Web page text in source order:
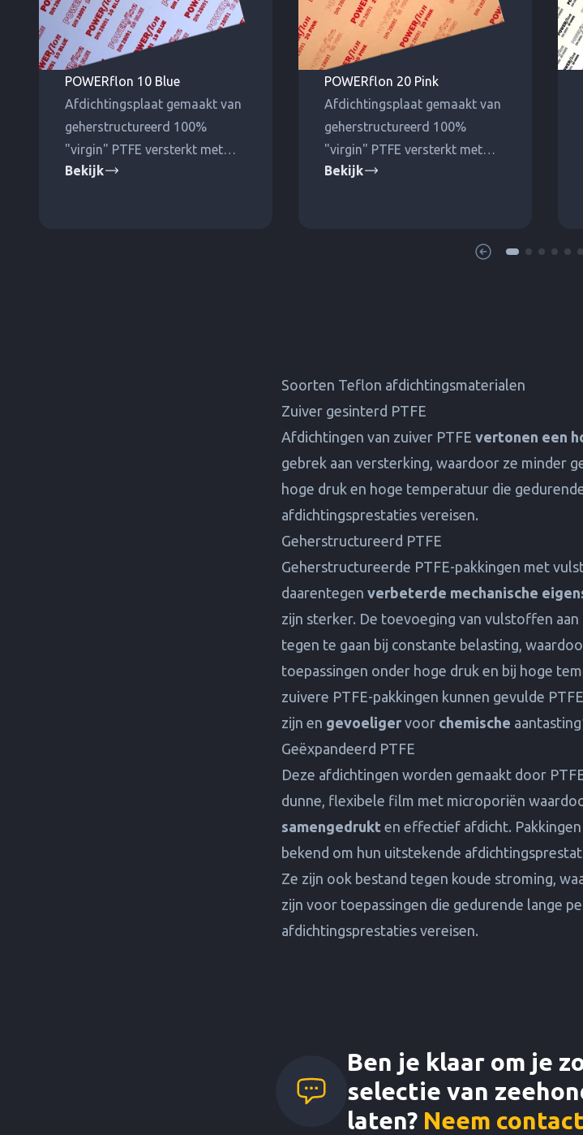
POWERflon 10 Blue
Afdichtingsplaat gemaakt van
geherstructureerd 100%
"virgin" PTFE versterkt met
holle glazen microsferen tegen
Bekijk
POWERflon 20 Pink
Afdichtingsplaat gemaakt van
geherstructureerd 100%
"virgin" PTFE versterkt met
silica vulstof tegen koude
Bekijk
Soorten Teflon afdichtingsmaterialen
Zuiver gesinterd PTFE
Afdichtingen van zuiver PTFE vertonen een
gebrek aan versterking, waardoor ze minder
hoge druk en hoge temperatuur die
afdichtingsprestaties vereisen.
Geherstructureerd PTFE
Geherstructureerde PTFE-pakkingen met
daarentegen verbeterde mechanische
zijn sterker. De toevoeging van vulstoffen
tegen te gaan bij constante belasting,
toepassingen onder hoge druk en bij hoge
zuivere PTFE-pakkingen kunnen gevulde
zijn en gevoeliger voor chemische
Geëxpandeerd PTFE
Deze afdichtingen worden gemaakt door
dunne, flexibele film met microporiën
samengedrukt en effectief afdicht.
bekend om hun uitstekende
Ze zijn ook bestand tegen koude stroming,
zijn voor toepassingen die gedurende lange
afdichtingsprestaties vereisen.
Ben je klaar om je
selectie van
laten? Neem